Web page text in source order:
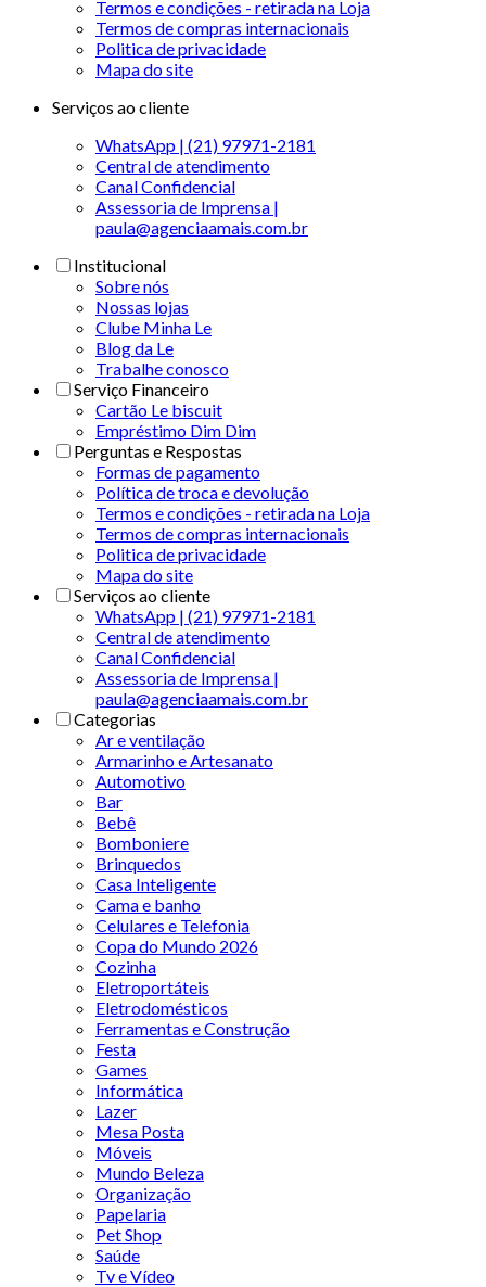
Termos e condições - retirada na Loja
Termos de compras internacionais
Politica de privacidade
Mapa do site
Serviços ao cliente
WhatsApp | (21) 97971-2181
Central de atendimento
Canal Confidencial
Assessoria de Imprensa |
paula@agenciaamais.com.br
Institucional
Sobre nós
Nossas lojas
Clube Minha Le
Blog da Le
Trabalhe conosco
Serviço Financeiro
Cartão Le biscuit
Empréstimo Dim Dim
Perguntas e Respostas
Formas de pagamento
Política de troca e devolução
Termos e condições - retirada na Loja
Termos de compras internacionais
Politica de privacidade
Mapa do site
Serviços ao cliente
WhatsApp | (21) 97971-2181
Central de atendimento
Canal Confidencial
Assessoria de Imprensa |
paula@agenciaamais.com.br
Categorias
Ar e ventilação
Armarinho e Artesanato
Automotivo
Bar
Bebê
Bomboniere
Brinquedos
Casa Inteligente
Cama e banho
Celulares e Telefonia
Copa do Mundo 2026
Cozinha
Eletroportáteis
Eletrodomésticos
Ferramentas e Construção
Festa
Games
Informática
Lazer
Mesa Posta
Móveis
Mundo Beleza
Organização
Papelaria
Pet Shop
Saúde
Tv e Vídeo